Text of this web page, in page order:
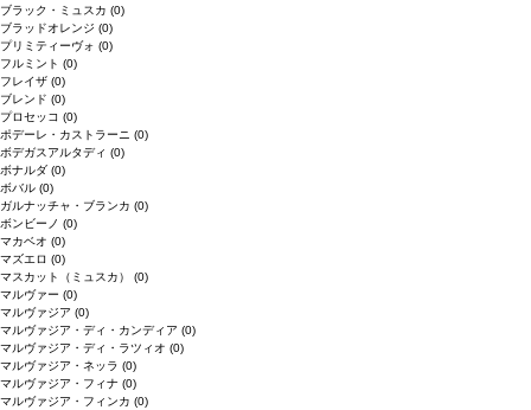
ブラック・ミュスカ (0)
ブラッドオレンジ (0)
プリミティーヴォ (0)
フルミント (0)
フレイザ (0)
ブレンド (0)
プロセッコ (0)
ポデーレ・カストラーニ (0)
ボデガスアルタディ (0)
ボナルダ (0)
ボバル (0)
ガルナッチャ・ブランカ (0)
ボンビーノ (0)
マカベオ (0)
マズエロ (0)
マスカット（ミュスカ） (0)
マルヴァー (0)
マルヴァジア (0)
マルヴァジア・ディ・カンディア (0)
マルヴァジア・ディ・ラツィオ (0)
マルヴァジア・ネッラ (0)
マルヴァジア・フィナ (0)
マルヴァジア・フィンカ (0)